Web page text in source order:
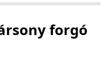
forgó